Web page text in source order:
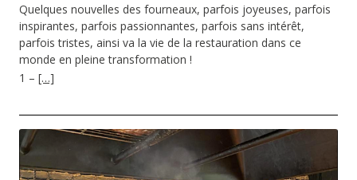
Quelques nouvelles des fourneaux, parfois joyeuses, parfois
inspirantes, parfois passionnantes, parfois sans intérêt,
parfois tristes, ainsi va la vie de la restauration dans ce
monde en pleine transformation !
1 – […]